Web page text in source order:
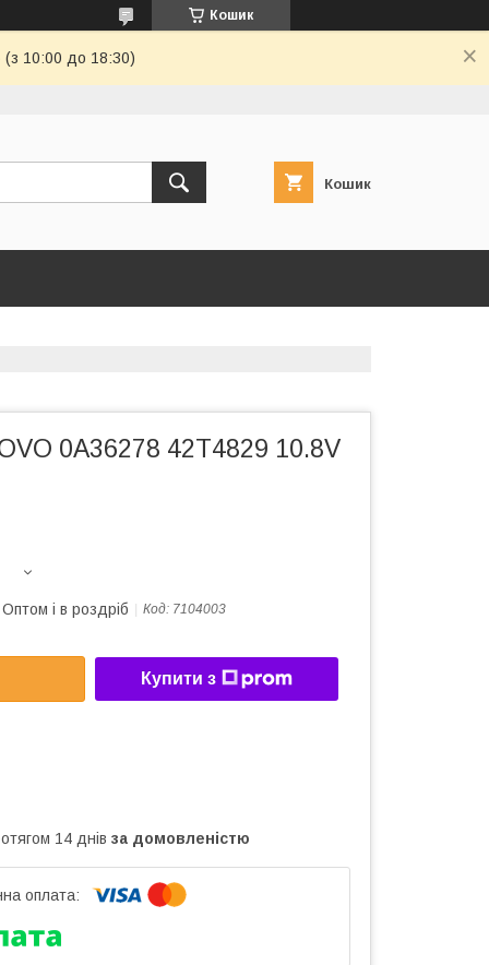
Кошик
(з 10:00 до 18:30)
Кошик
0A36278 42T4829 10.8V
Оптом і в роздріб Код: 7104003
Купити з
14 днів за домовленістю